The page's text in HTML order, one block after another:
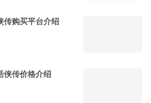
传购买平台介绍
侠传价格介绍